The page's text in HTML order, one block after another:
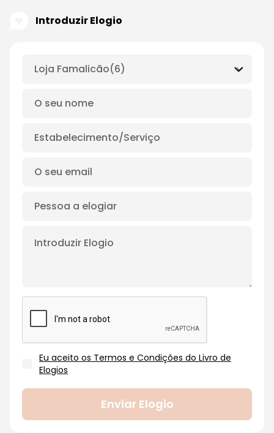
Introduzir Elogio
Eu aceito os Termos e Condições do Livro de
Elogios
Enviar Elogio